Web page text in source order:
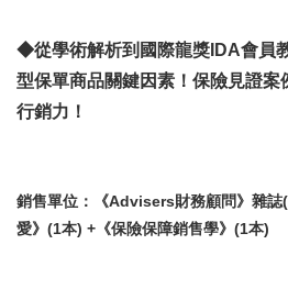
◆從學術解析到國際龍獎IDA會員
型保單商品關鍵因素！保險見證案
行銷力！
銷售單位： 《Advisers財務顧問》 雜誌
愛》(1本) +《保險保障銷售學》(1本)